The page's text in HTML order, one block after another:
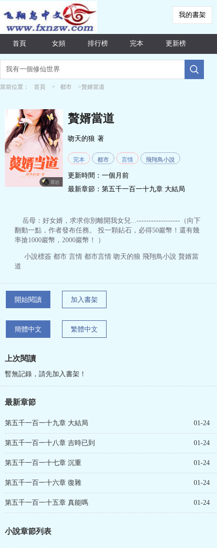
我的書架
首頁 女頻 排行榜 完本 更新榜
當前位置： 首頁 > 都市 >贅婿當道
贅婿當道
吻天的狼 著
完本 都市 言情 飛翔鳥小說
更新時間：一個月前
最新章節： 第五千一百一十九章 大結局
岳母：好女婿，求求你別離開我女兒...------------------（向下
翻動一點，作者發布任務。 投一顆鉆石，必得50巖幣！還有幾
率搶1000巖幣，2000巖幣！ ）
小說標簽 都市 言情 都市言情 吻天的狼 飛翔鳥小說 贅婿當
道
開始閱讀 加入書架
簡體中文 繁體中文
上次閱讀
暫無記錄，請先加入書架！
最新章節
第五千一百一十九章 大結局 01-24
第五千一百一十八章 吉時已到 01-24
第五千一百一十七章 沉重 01-24
第五千一百一十六章 復雜 01-24
第五千一百一十五章 真能嗎 01-24
小說章節列表